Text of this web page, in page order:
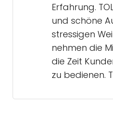
Erfahrung.
und schöne
stressigen
nehmen die
die Zeit
zu bedienen.